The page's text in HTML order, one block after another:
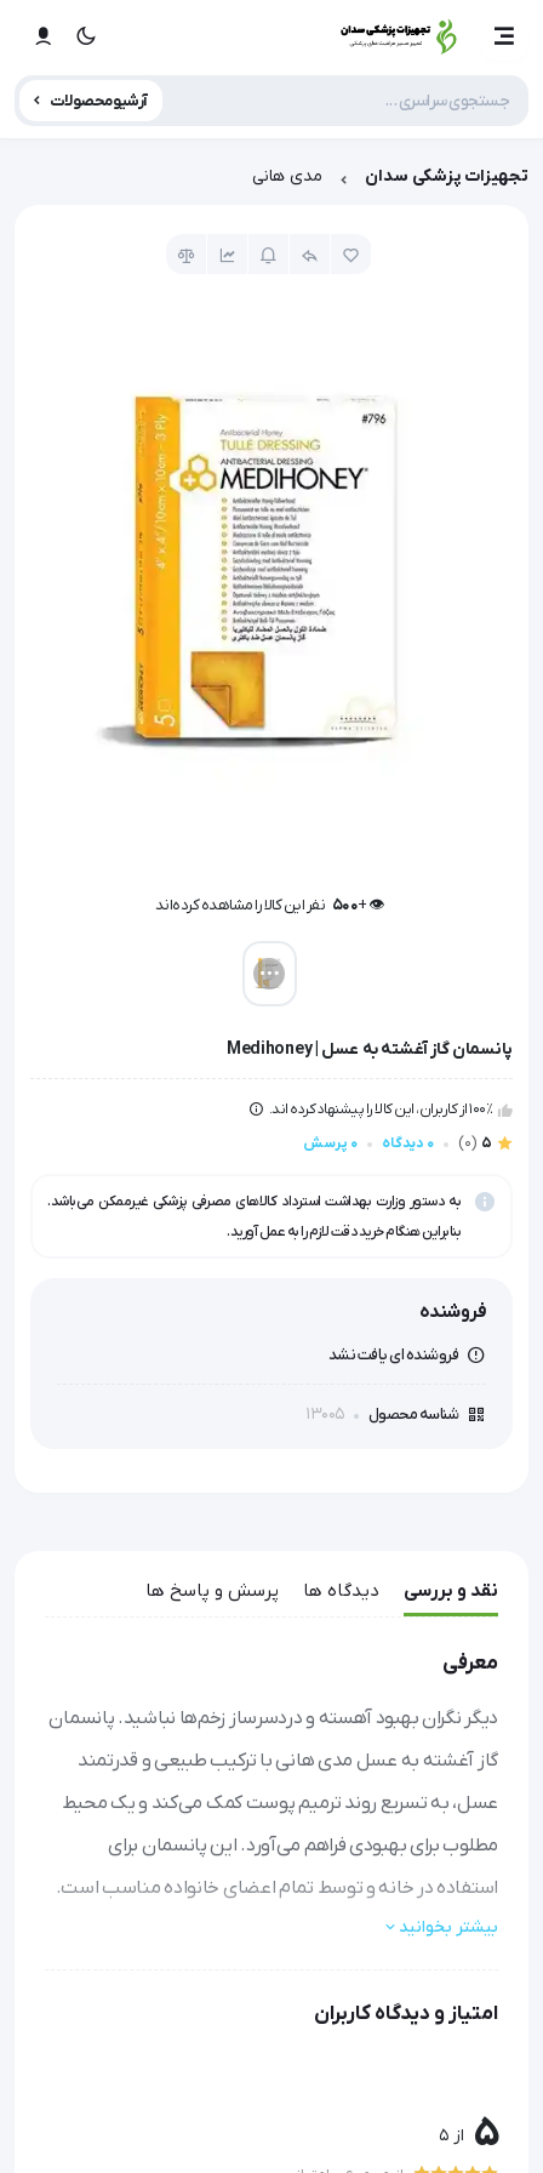
آرشیو محصولات
تجهیزات پزشکی سدان مدی هانی
👁️ +
500 نفر این کالا را مشاهده کرده‌اند
پانسمان گاز آغشته به عسل | Medihoney
100٪ از کاربران، این کالا را پیشنهاد کرده اند.
5
(0) 0 دیدگاه 0 پرسش
به دستور وزارت بهداشت استرداد کالاهای مصرفی پزشکی غیرممکن می‌باشد.
بنابراین هنگام خرید دقت لازم را به عمل آورید.
فروشنده
فروشنده ای یافت نشد
شناسه محصول 13005
نقد و بررسی دیدگاه ها پرسش و پاسخ ها
معرفی
دیگر نگران بهبود آهسته و دردسرساز زخم‌ها نباشید. پانسمان
گاز آغشته به عسل مدی هانی با ترکیب طبیعی و قدرتمند
عسل، به تسریع روند ترمیم پوست کمک می‌کند و یک محیط
مطلوب برای بهبودی فراهم می‌آورد. این پانسمان برای
استفاده در خانه و توسط تمام اعضای خانواده مناسب است.
خاصیت ضد باکتری طبیعی: عسل موجود در پانسمان به
استفاده آسان: به راحتی روی زخم قرار می‌گیرد و بدون درد
بیشتر بخوانید
امتیاز و دیدگاه کاربران
5 از 5